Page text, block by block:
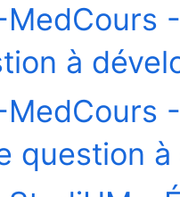
MedCours
à
MedCours
question